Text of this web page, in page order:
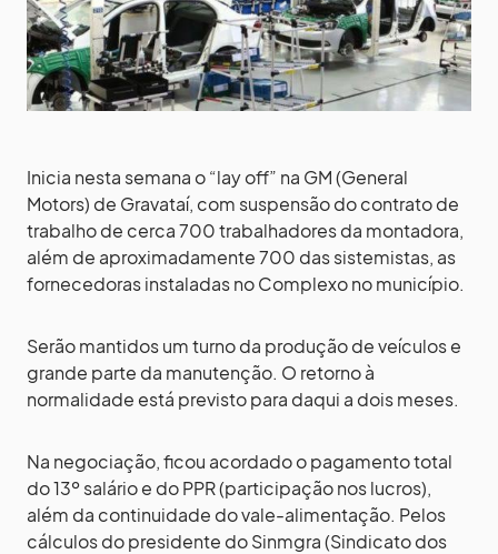
Inicia nesta semana o “lay off” na GM (General
Motors) de Gravataí, com suspensão do contrato de
trabalho de cerca 700 trabalhadores da montadora,
além de aproximadamente 700 das sistemistas, as
fornecedoras instaladas no Complexo no município.
Serão mantidos um turno da produção de veículos e
grande parte da manutenção. O retorno à
normalidade está previsto para daqui a dois meses.
Na negociação, ficou acordado o pagamento total
do 13º salário e do PPR (participação nos lucros),
além da continuidade do vale-alimentação. Pelos
cálculos do presidente do Sinmgra (Sindicato dos